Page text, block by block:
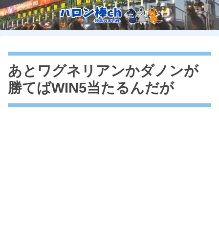
あとワグネリアンかダノンが
勝てばWIN5当たるんだが